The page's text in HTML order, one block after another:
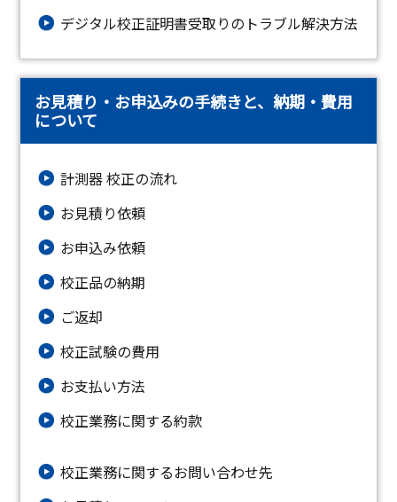
デジタル校正証明書受取りのトラブル解決方法
お見積り・お申込みの手続きと、納期・費用
について
計測器 校正の流れ
お見積り依頼
お申込み依頼
校正品の納期
ご返却
校正試験の費用
お支払い方法
校正業務に関する約款
校正業務に関するお問い合わせ先